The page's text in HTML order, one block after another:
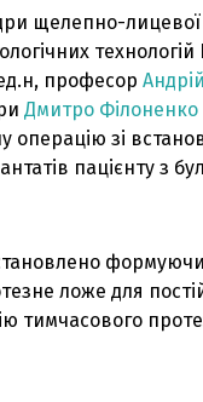
щелепно-лицевої
професор
Дмитро Філоненко
операцію зі
пацієнту з
ложе для
тимчасового